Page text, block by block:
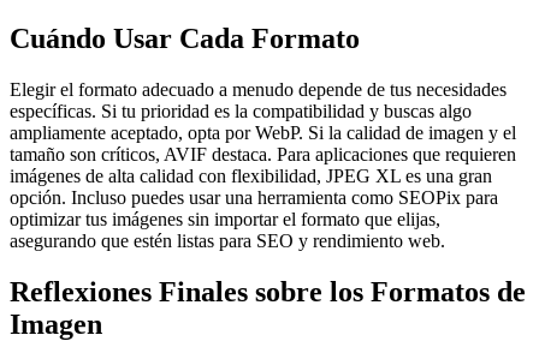
Cuándo Usar Cada Formato
Elegir el formato adecuado a menudo depende de tus necesidades
específicas. Si tu prioridad es la compatibilidad y buscas algo
ampliamente aceptado, opta por WebP. Si la calidad de imagen y el
tamaño son críticos, AVIF destaca. Para aplicaciones que requieren
imágenes de alta calidad con flexibilidad, JPEG XL es una gran
opción. Incluso puedes usar una herramienta como SEOPix para
optimizar tus imágenes sin importar el formato que elijas,
asegurando que estén listas para SEO y rendimiento web.
Reflexiones Finales sobre los Formatos de
Imagen